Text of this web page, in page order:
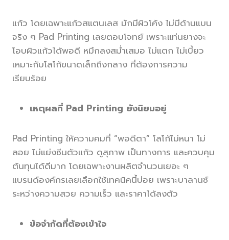
แก้ว โดยเฉพาะแก้วสแตนเลส มักมีผิวโค้ง ไม่มีด้านแบน
จริง ๆ Pad Printing เลยตอบโจทย์ เพราะแท่นยางจะ
โอบผิวแก้วได้พอดี หมึกลงสม่ำเสมอ ไม่แตก ไม่เบี้ยว
เหมาะกับโลโก้ขนาดเล็กถึงกลาง ที่ต้องการความ
เรียบร้อย
เหตุผลที่ Pad Printing ยังนิยมอยู่
Pad Printing ให้ความคมที่ “พอดีตา” โลโก้ไม่หนา ไม่
ลอย ไม่แย่งซีนตัวแก้ว ดูสุภาพ เป็นทางการ และควบคุม
ต้นทุนได้ดีมาก โดยเฉพาะงานผลิตจำนวนเยอะ ๆ
แบรนด์องค์กรเลยเลือกใช้เทคนิคนี้บ่อย เพราะบาลานซ์
ระหว่างความสวย ความเร็ว และราคาได้ลงตัว
ข้อจำกัดที่ต้องเข้าใจ